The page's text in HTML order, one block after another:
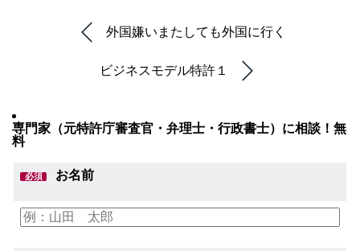
外国嫌いまたしても外国に行く
ビジネスモデル特許１
専門家（元特許庁審査官・弁理士・行政書士）に相談！無
料
必須 お名前